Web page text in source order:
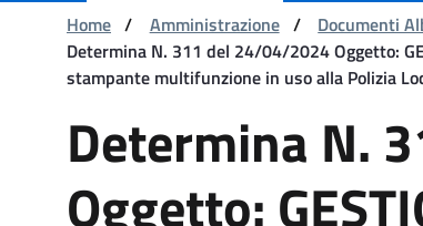
Ti trovi in:
Home / Amministrazione / Documenti
Determina N. 311 del 24/04/2024 Oggetto:
stampante multifunzione in uso alla Polizia
Determina N. 311
Determina N.
Oggetto: